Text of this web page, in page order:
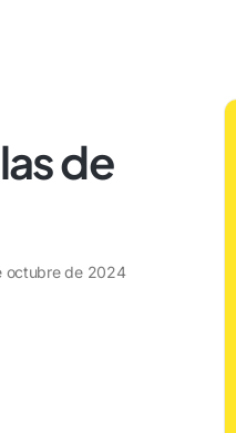
de
octubre de 2024